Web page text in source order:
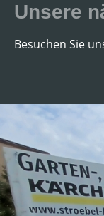
Unsere
Besuchen Sie